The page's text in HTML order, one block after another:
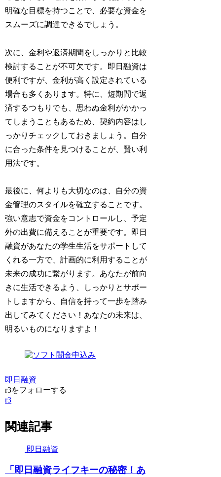
明確な目標を持つことで、必要な資金を
スムーズに調達できるでしょう。
次に、金利や返済期間をしっかりと比較
検討することが不可欠です。即日融資は
便利ですが、金利が高く設定されている
場合も多くあります。特に、短期間で返
済するつもりでも、思わぬ金利がかかっ
てしまうこともあるため、契約内容はし
っかりチェックしておきましょう。自分
に合った条件を見つけることが、賢い利
用法です。
最後に、何よりも大切なのは、自分の資
金管理のスタイルを確立することです。
強い意志で資金をコントロールし、予定
外の出費に備えることが重要です。即日
融資があなたの学生生活をサポートして
くれる一方で、計画的に利用することが
未来の成功に繋がります。あなたが前向
きに生活できるよう、しっかりとサポー
トしますから、自信を持って一歩を踏み
出してみてください！あなたの未来は、
明るいものになりますよ！
即日融資
r3をフォローする
r3
関連記事
即日融資
「即日融資ライフキーの秘密！あ